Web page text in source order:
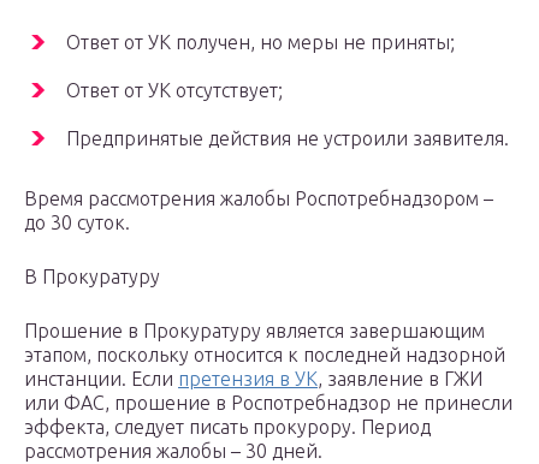
Ответ от УК получен, но меры не приняты;
Ответ от УК отсутствует;
Предпринятые действия не устроили заявителя.
Время рассмотрения жалобы Роспотребнадзором –
до 30 суток.
В Прокуратуру
Прошение в Прокуратуру является завершающим
этапом, поскольку относится к последней надзорной
инстанции. Если претензия в УК, заявление в ГЖИ
или ФАС, прошение в Роспотребнадзор не принесли
эффекта, следует писать прокурору. Период
рассмотрения жалобы – 30 дней.